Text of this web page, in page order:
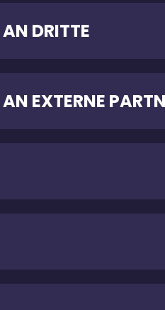
DRITTE
EXTERNE